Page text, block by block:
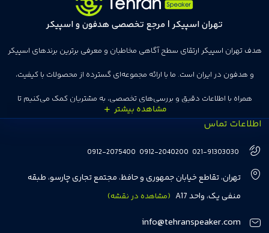
تهران اسپیکر | مرجع تخصصی هدفون و اسپیکر
هدف تهران اسپیکر ارتقای سطح آگاهی مخاطبان و معرفی برترین برندهای اسپیکر
و هدفون در ایران است. ما با ارائه مجموعه‌ای گسترده از محصولات با کیفیت،
همراه با اطلاعات دقیق و بررسی‌های تخصصی، به مشتریان کمک می‌کنیم تا
انتخاب‌های درست و هوشمندانه‌ای داشته باشند. تهران اسپیکر با تجربه‌ای بیش از
هفت سال در این زمینه، بر ایجاد تجربه خریدی آسان، سریع و مطمئن تمرکز دارد تا
مشتریان بتوانند با خیالی آسوده از انتخاب خود لذت ببرند. ما به رضایت و اعتماد
مشتریان اهمیت می‌دهیم و همواره در تلاشیم تا بهترین‌ها را برای آن‌ها فراهم
کنیم.
اطلاعات تماس
021-91303030
0912-2040200
0912-2075400
تهران، تقاطع خیابان جمهوری و حافظ، مجتمع تجاری چارسو، طبقه
منفی یک، واحد A17
(مشاهده در نقشه)
info@tehranspeaker.com